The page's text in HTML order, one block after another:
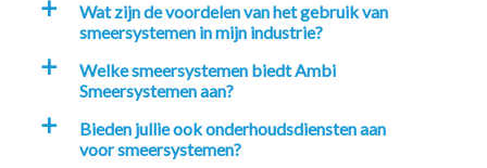
a
Wat zijn de voordelen van het gebruik van
smeersystemen in mijn industrie?
a
Welke smeersystemen biedt Ambi
Smeersystemen aan?
a
Bieden jullie ook onderhoudsdiensten aan
voor smeersystemen?